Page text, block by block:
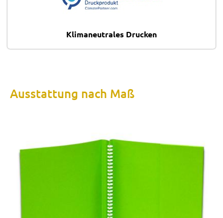
Klimaneutrales Drucken
Ausstattung nach Maß